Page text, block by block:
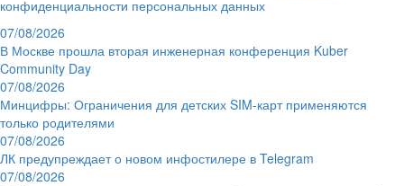
конфиденциальности персональных данных
07/08/2026
В Москве прошла вторая инженерная конференция Kuber
Community Day
07/08/2026
Минцифры: Ограничения для детских SIM-карт применяются
только родителями
07/08/2026
ЛК предупреждает о новом инфостилере в Telegram
07/08/2026